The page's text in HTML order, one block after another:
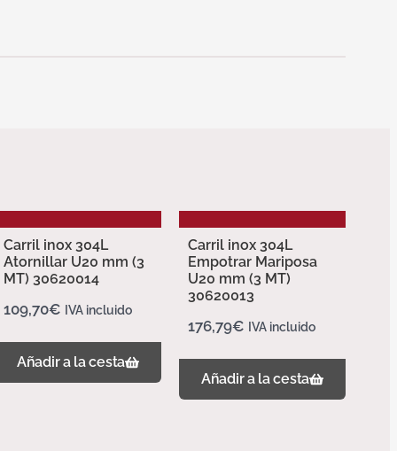
Carril inox 304L
Atornillar U20 mm (3
MT) 30620014
109,70€ IVA incluido
Añadir a la cesta
Carril inox 304L
Empotrar Mariposa
U20 mm (3 MT)
30620013
176,79€ IVA incluido
Añadir a la cesta